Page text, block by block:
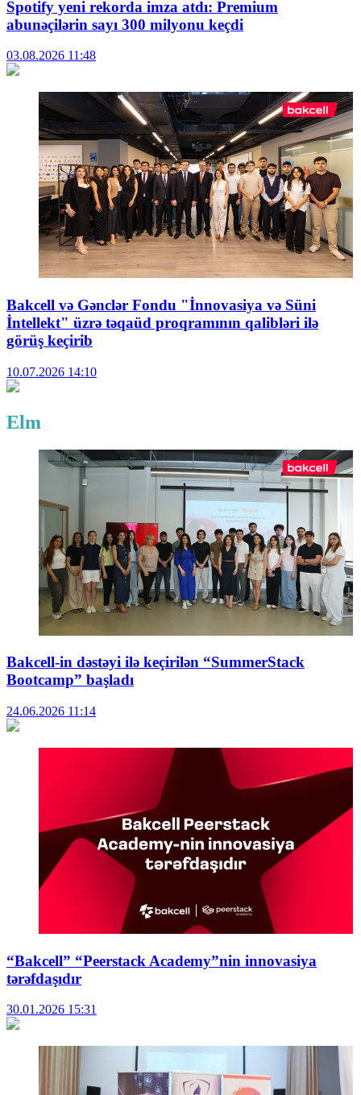
Spotify yeni rekorda imza atdı: Premium
abunəçilərin sayı 300 milyonu keçdi
03.08.2026 11:48
Bakcell və Gənclər Fondu "İnnovasiya və Süni
İntellekt" üzrə təqaüd proqramının qalibləri ilə
görüş keçirib
10.07.2026 14:10
Elm
Bakcell-in dəstəyi ilə keçirilən “SummerStack
Bootcamp” başladı
24.06.2026 11:14
“Bakcell” “Peerstack Academy”nin innovasiya
tərəfdaşıdır
30.01.2026 15:31